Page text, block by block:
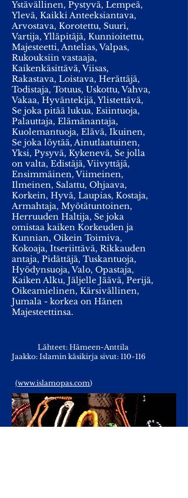
Ystävällinen, Pystyvä, Lempeä,
Ylevä, Kaikki Anteeksiantava,
Arvostava, Korotettu, Suuri,
Vartija, Ylläpitäjä, Kunnioitettu,
Majesteetti, Antelias, Valpas,
Rukouksiin vastaaja,
Kaikenkäsittävä, Viisas,
Rakastava, Loistava, Herättäjä,
Todistaja, Totuus, Uskottu, Vahva,
Vakaa, Hyväntekijä, Ylistettävä,
Se joka pitää lukua, Esiintuoja,
Palauttaja, Elämänantaja,
Kuolemantuoja, Elävä, Ikuinen,
Se joka löytää, Ainutlaatuinen,
Yksi, Pysyvä, Kykenevä, Se jolla
on valta, Edistäjä, Viivyttäjä,
Ensimmäinen, Viimeinen,
Ilmeinen, Salattu, Ohjaava,
Korkein, Hyvä, Laupias, Kostaja,
Armahtaja, Myötätuntoinen,
Herruuden Haltija, Se joka
omistaa kaiken Korkeuden ja
Kunnian, Oikein Toimiva,
Kokoaja, Itseriittävä, Rikkauden
antaja, Pidättäjä, Tuskantuoja,
Hyödynsuoja, Valo, Opastaja,
Kaiken Alku, Jäljelle Jäävä, Perijä,
Oikeamielinen, Kärsivällinen,
Jumala - korkea on Hänen
Majesteettinsa.
Lähteet: Hämeen-Anttila
Jaakko: Islamin käsikirja sivut: 110-116
(www.islamopas.com)